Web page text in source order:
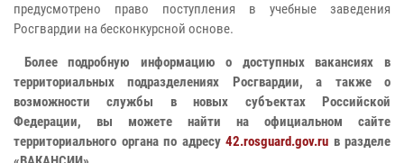
предусмотрено право поступления в учебные заведения
Росгвардии на бесконкурсной основе.
Более подробную информацию о доступных вакансиях в
территориальных подразделениях Росгвардии, а также о
возможности службы в новых субъектах Российской
Федерации, вы можете найти на официальном сайте
территориального органа по адресу 42.rosguard.gov.ru в разделе